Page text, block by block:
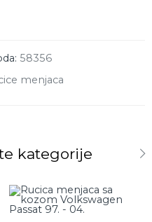
58356
menjaca
kategorije